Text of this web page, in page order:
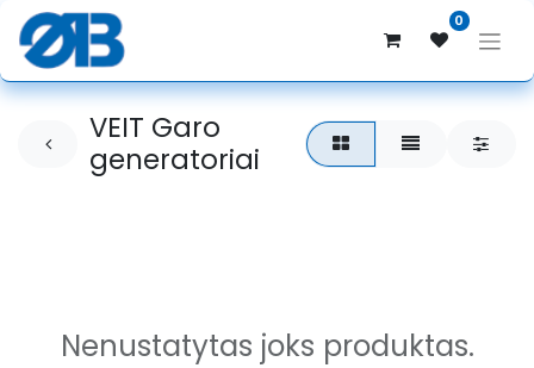
0
VEIT Garo
generatoriai
Nenustatytas joks produktas.